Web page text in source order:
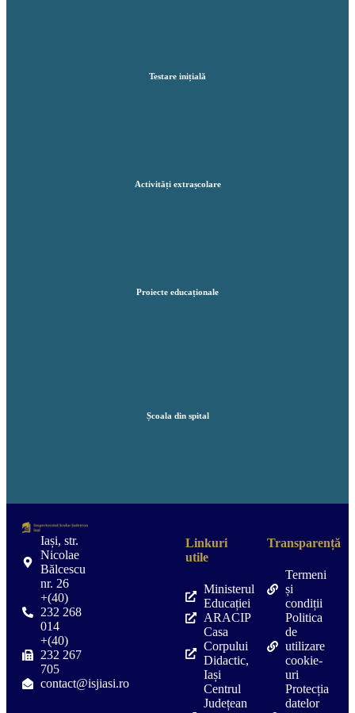
Testare inițială
Activități extrașcolare
Proiecte educaționale
Școala din spital
Iași, str.
Nicolae
Bălcescu
nr. 26
+(40)
232 268
014
+(40)
232 267
705
contact@isjiasi.ro
Linkuri
utile
Ministerul
Educației
ARACIP
Casa
Corpului
Didactic,
Iași
Centrul
Județean
Transparență
Termeni
și
condiții
Politica
de
utilizare
cookie-
uri
Protecția
datelor